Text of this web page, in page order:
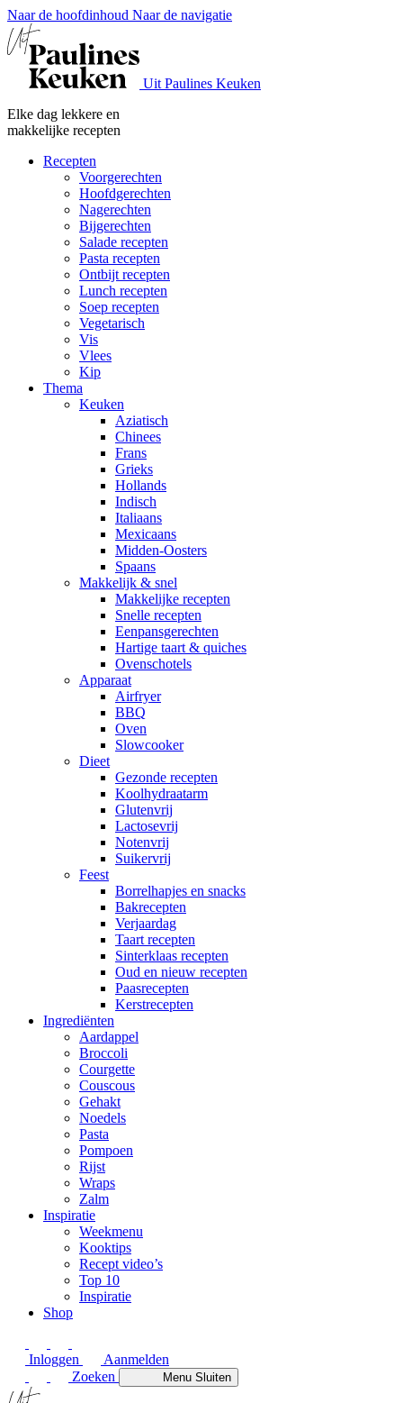
Naar de hoofdinhoud Naar de navigatie
Uit Paulines Keuken
Elke dag lekkere en
makkelijke recepten
Recepten
Voorgerechten
Hoofdgerechten
Nagerechten
Bijgerechten
Salade recepten
Pasta recepten
Ontbijt recepten
Lunch recepten
Soep recepten
Vegetarisch
Vis
Vlees
Kip
Thema
Keuken
Aziatisch
Chinees
Frans
Grieks
Hollands
Indisch
Italiaans
Mexicaans
Midden-Oosters
Spaans
Makkelijk & snel
Makkelijke recepten
Snelle recepten
Eenpansgerechten
Hartige taart & quiches
Ovenschotels
Apparaat
Airfryer
BBQ
Oven
Slowcooker
Dieet
Gezonde recepten
Koolhydraatarm
Glutenvrij
Lactosevrij
Notenvrij
Suikervrij
Feest
Borrelhapjes en snacks
Bakrecepten
Verjaardag
Taart recepten
Sinterklaas recepten
Oud en nieuw recepten
Paasrecepten
Kerstrecepten
Ingrediënten
Aardappel
Broccoli
Courgette
Couscous
Gehakt
Noedels
Pasta
Pompoen
Rijst
Wraps
Zalm
Inspiratie
Weekmenu
Kooktips
Recept video’s
Top 10
Inspiratie
Shop
Inloggen
Aanmelden
Zoeken
MenuSluiten